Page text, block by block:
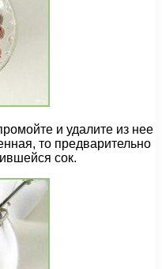
и удалите из нее
то предварительно
сок.